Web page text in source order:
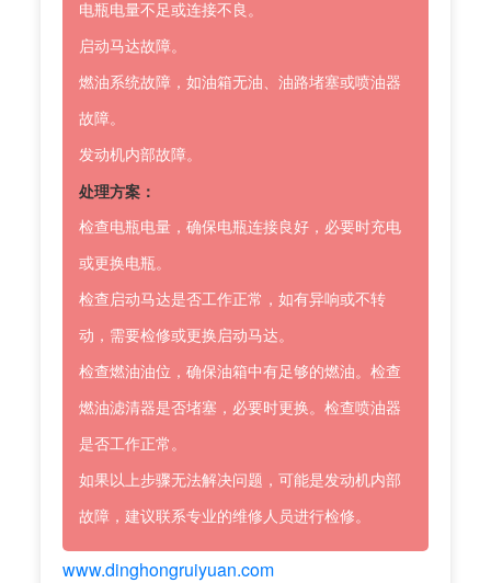
电瓶电量不足或连接不良。
启动马达故障。
燃油系统故障，如油箱无油、油路堵塞或喷油器
故障。
发动机内部故障。
处理方案：
检查电瓶电量，确保电瓶连接良好，必要时充电
或更换电瓶。
检查启动马达是否工作正常，如有异响或不转
动，需要检修或更换启动马达。
检查燃油油位，确保油箱中有足够的燃油。检查
燃油滤清器是否堵塞，必要时更换。检查喷油器
是否工作正常。
如果以上步骤无法解决问题，可能是发动机内部
故障，建议联系专业的维修人员进行检修。
www.dinghongruiyuan.com